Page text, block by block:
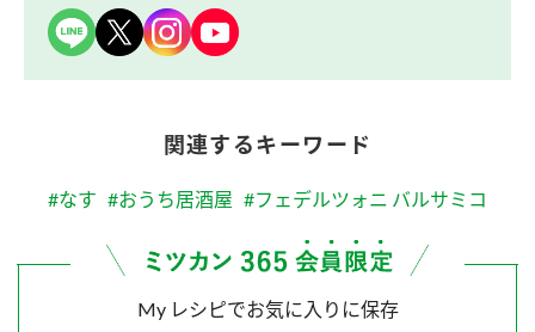
関連するキーワード
#なす #おうち居酒屋 #フェデルツォニ バルサミコ
My レシピでお気に入りに保存